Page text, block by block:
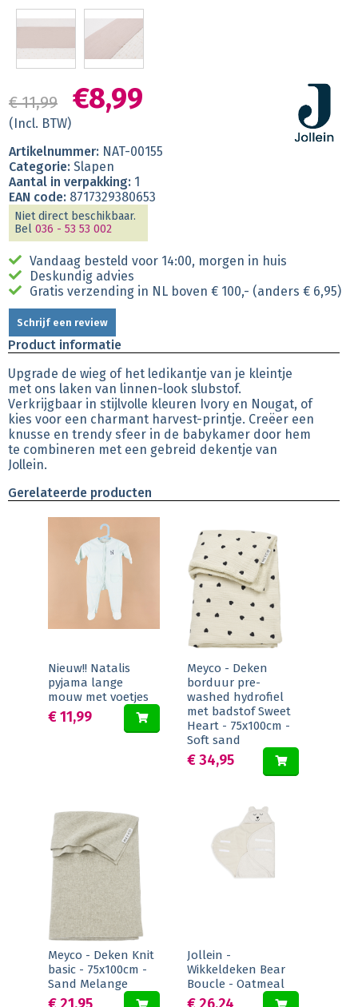
€ 11,99 €8,99
(Incl. BTW)
Artikelnummer: NAT-00155
Categorie: Slapen
Aantal in verpakking: 1
EAN code: 8717329380653
Niet direct beschikbaar.
Bel 036 - 53 53 002
Vandaag besteld voor 14:00, morgen in huis
Deskundig advies
Gratis verzending in NL boven € 100,- (anders € 6,95)
Schrijf een review
Product informatie
Upgrade de wieg of het ledikantje van je kleintje
met ons laken van linnen-look slubstof.
Verkrijgbaar in stijlvolle kleuren Ivory en Nougat, of
kies voor een charmant harvest-printje. Creëer een
knusse en trendy sfeer in de babykamer door hem
te combineren met een gebreid dekentje van
Jollein.
Gerelateerde producten
Nieuw!! Natalis
pyjama lange
mouw met voetjes
€ 11,99
Meyco - Deken
borduur pre-
washed hydrofiel
met badstof Sweet
Heart - 75x100cm -
Soft sand
€ 34,95
Meyco - Deken Knit
basic - 75x100cm -
Sand Melange
Jollein -
Wikkeldeken Bear
Boucle - Oatmeal